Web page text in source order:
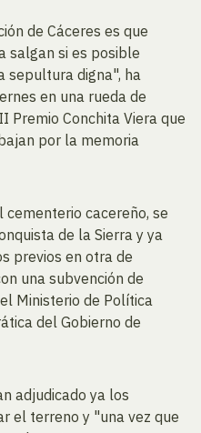
de Cáceres es que
salgan si es posible
sepultura digna", ha
en una rueda de
Premio Conchita Viera que
por la memoria
cacereño, se
de la Sierra y ya
previos en otra de
una subvención de
Ministerio de Política
del Gobierno de
adjudicado ya los
el terreno y "una vez que